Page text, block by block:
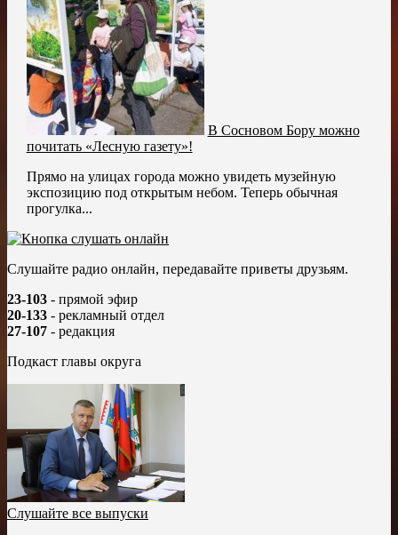
В Сосновом Бору можно
почитать «Лесную газету»!
Прямо на улицах города можно увидеть музейную
экспозицию под открытым небом. Теперь обычная
прогулка...
Слушайте радио онлайн, передавайте приветы друзьям.
23-103 - прямой эфир
20-133 - рекламный отдел
27-107 - редакция
Подкаст главы округа
Слушайте все выпуски